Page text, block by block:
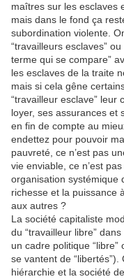
maîtres sur les esclaves
mais dans le fond ça
subordination violente.
“travailleurs esclaves”
terme qui se compare”
les esclaves de la traite
mais si cela gêne
“travailleur esclave” leur
loyer, ses assurances et
en fin de compte au
endettez pour pouvoir
pauvreté, ce n’est pas
vie enviable, ce n’est
organisation systémique
richesse et la puissance
aux autres ?
La société capitaliste
du “travailleur libre”
un cadre politique
se vantent de
hiérarchie et la société